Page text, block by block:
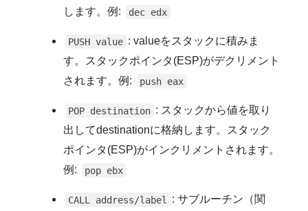
します。例:
dec edx
PUSH value : valueをスタックに積みま
す。スタックポインタ(ESP)がデクリメント
されます。例:
push eax
POP destination : スタックから値を取り
出してdestinationに格納します。スタック
ポインタ(ESP)がインクリメントされます。
例:
pop ebx
CALL address/label
: サブルーチン（関